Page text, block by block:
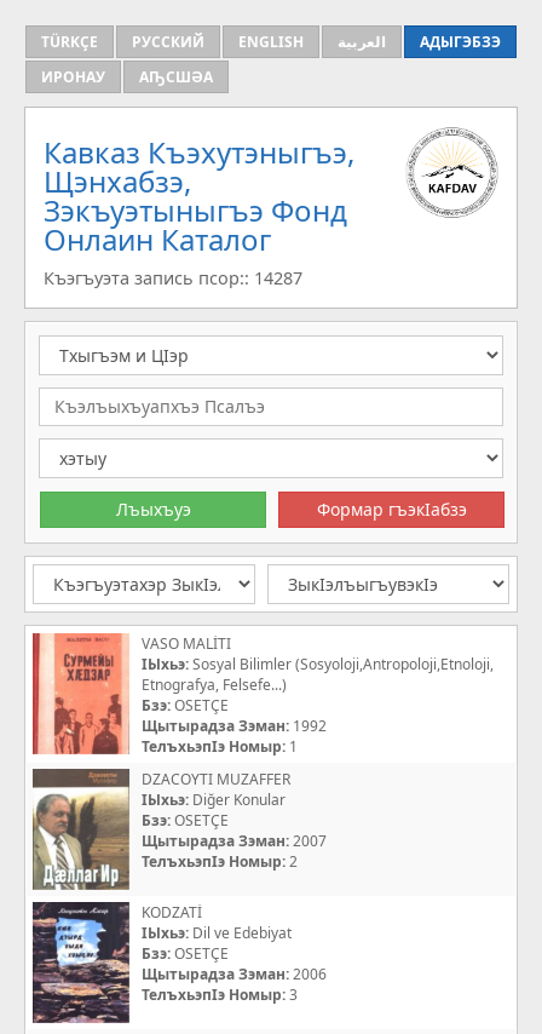
TÜRKÇE РУССКИЙ ENGLISH العربية
АДЫГЭБЗЭ
ИРОНАУ
АҦСШӘА
Кавказ Къэхутэныгъэ,
Щэнхабзэ,
Зэкъуэтыныгъэ Фонд
Онлаин Каталог
Къэгъуэта запись псор:: 14287
VASO MALİTI
IЫхьэ:Sosyal Bilimler (Sosyoloji,Antropoloji,Etnoloji,
Etnografya, Felsefe...)
Бзэ:OSETÇE
Щытырадза Зэман: 1992
ТелъхьэпIэ Номыр: 1
DZACOYTI MUZAFFER
IЫхьэ: Diğer Konular
Бзэ:OSETÇE
Щытырадза Зэман:2007
ТелъхьэпIэ Номыр:2
KODZATİ
IЫхьэ: Dil ve Edebiyat
Бзэ:OSETÇE
Щытырадза Зэман:2006
ТелъхьэпIэ Номыр:3